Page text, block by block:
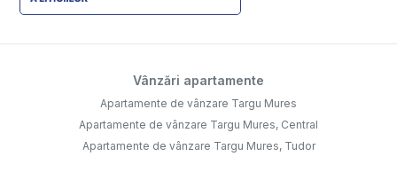
Vânzări apartamente
Apartamente de vânzare Targu Mures
Apartamente de vânzare Targu Mures, Central
Apartamente de vânzare Targu Mures, Tudor